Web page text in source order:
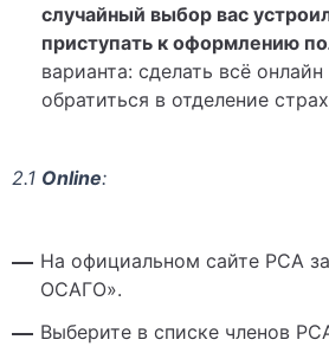
случайный выбор вас
приступать к оформлению
варианта: сделать всё
обратиться в отделение
2.1 Online:
На официальном сайте РСА
ОСАГО».
Выберите в списке членов